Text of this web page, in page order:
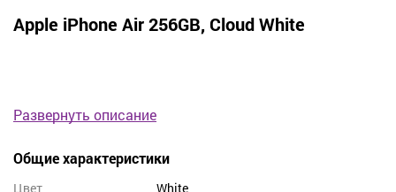
Apple iPhone Air 256GB, Cloud White
Лучший смартфон от мирового бренда
Развернуть описание
Общие характеристики
Цвет White